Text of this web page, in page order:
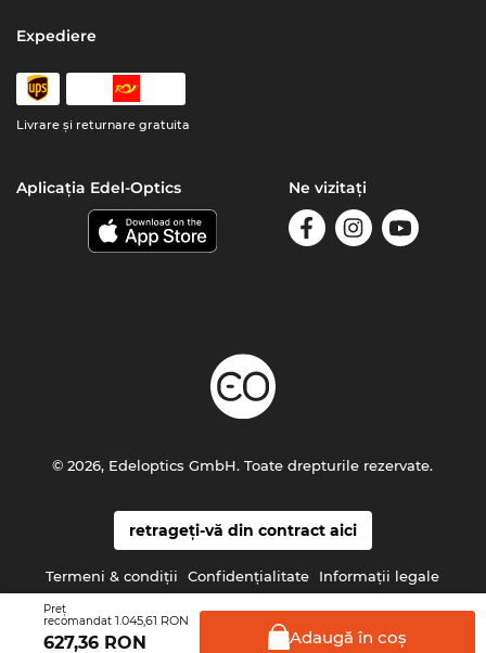
Preţ
recomandat 1.045,61 RON
627,36 RON Adaugă în coş
Expediere
Livrare şi returnare gratuita
Aplicația Edel-Optics Ne vizitați
retrageți-vă din contract aici
Termeni & condiţii Confidenţialitate Informaţii legale
© 2026, Edeloptics GmbH. Toate drepturile rezervate.